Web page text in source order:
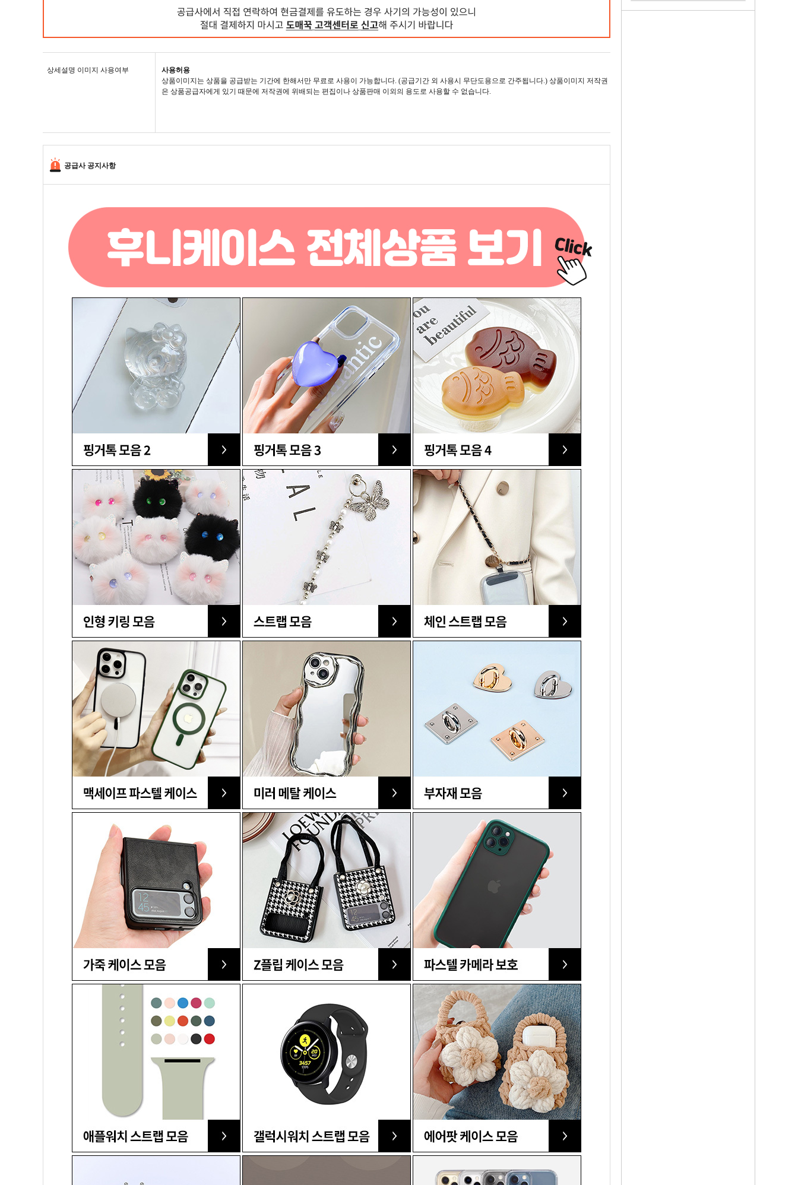
상세설명 이미지 사용여부
사용허용
상품이미지는 상품을 공급받는 기간에 한해서만 무료로 사용이 가능합니다. (공급기간 외 사용시 무단도용으로 간주됩니다.) 상품이미지 저작권
은 상품공급자에게 있기 때문에 저작권에 위배되는 편집이나 상품판매 이외의 용도로 사용할 수 없습니다.
공급사 공지사항